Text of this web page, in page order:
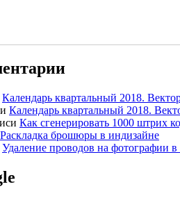
Календарь квартальный 2018.
Календарь квартальный 2018.
Как сгенерировать 1000 штрих
Раскладка брошюры в индизайне
Удаление проводов на фотографии в